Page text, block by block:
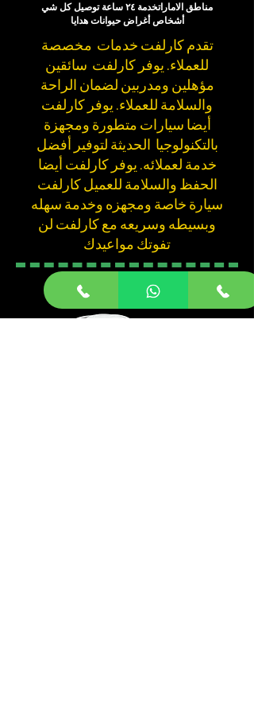
مناطق الاماراتخدمة ٢٤ ساعة توصيل كل شي
أشخاص أغراض حيوانات هدايا
تقدم كارلفت خدمات مخصصة
للعملاء. يوفر كارلفت سائقين
مؤهلين ومدربين لضمان الراحة
والسلامة للعملاء. يوفر كارلفت
أيضا سيارات متطورة ومجهزة
بالتكنولوجيا الحديثة لتوفير أفضل
خدمة لعملائه. يوفر كارلفت أيضا
الحفظ والسلامة للعميل كارلفت
سيارة خاصة ومجهزه وخدمة سهله
وبسيطه وسريعه مع كارلفت لن
تفوتك مواعيدك